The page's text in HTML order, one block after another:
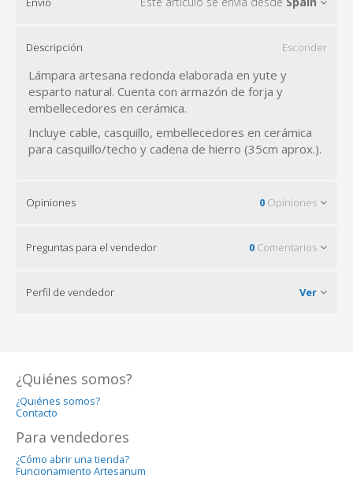
Descripción Esconder
Lámpara artesana redonda elaborada en yute y
esparto natural. Cuenta con armazón de forja y
embellecedores en cerámica.
Incluye cable, casquillo, embellecedores en cerámica
para casquillo/techo y cadena de hierro (35cm aprox.).
Opiniones 0 Opiniones
Preguntas para el vendedor 0 Comentarios
Perfil de vendedor Ver
¿Quiénes somos?
¿Quiénes somos?
Contacto
Para vendedores
¿Cómo abrir una tienda?
Funcionamiento Artesanum